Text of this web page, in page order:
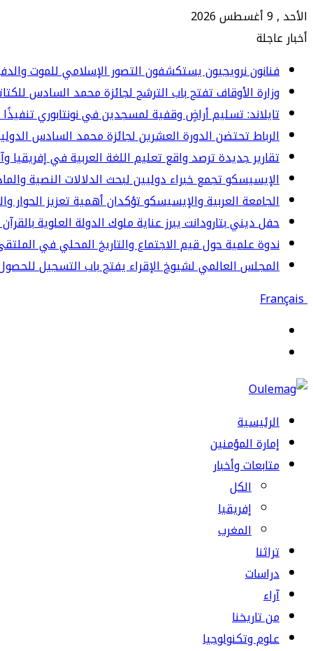
الأحد , 9 أغسطس 2026
أخبار عاجلة
فنانون نرويجيون يستكشفون التصور الإسلامي للموت
وزارة الأوقاف تفتح باب الترشح لجائزة محمد السادس
تايلاند: تسليم أراضٍ وقفية لمسجدين في نونتابوري
الرباط تحتضن الدورة العشرين لجائزة محمد السادس
تقارير جديدة ترصد واقع تعليم اللغة العربية في إفريقيا
الإيسيسكو تجمع خبراء دوليين لبحث الدلالات النصية
الجامعة العربية والإيسيسكو تؤكدان أهمية تعزيز الحوار
حفل ديني بتارودانت يبرز عناية ملوك الدولة العلوية
ندوة علمية حول قيم الاجتماع والتاريخ المحلي في
المجلس العالمي لشيوخ الإقراء يفتح باب التسجيل
Français
الرئيسية
إمارة المؤمنين
متابعات وأخبار
الكل
إفريقيا
المغرب
تراثنا
دراسات
آراء
من تاريخنا
علوم وتكنولوجيا